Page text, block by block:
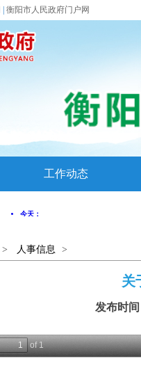
衡阳市人民政府门户网
工作动态
> 人事信息 >
关
发布时